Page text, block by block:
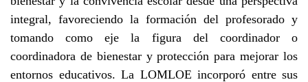
integral, favoreciendo la formación del profesorado y
tomando como eje la figura del coordinador o
coordinadora de bienestar y protección para mejorar los
entornos educativos. La LOMLOE incorporó entre sus